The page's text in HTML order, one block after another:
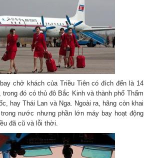
chở khách của Triều Tiên có đích đến là 14
đó có thủ đô Bắc Kinh và thành phố Thẩm
hay Thái Lan và Nga. Ngoài ra, hãng còn khai
nước nhưng phần lớn máy bay hoạt động
đã cũ và lỗi thời.